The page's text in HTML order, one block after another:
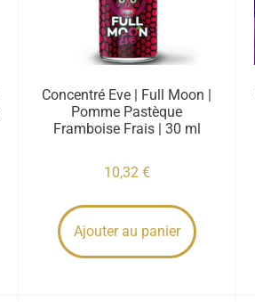
Concentré Eve | Full Moon |
Pomme Pastèque
Framboise Frais | 30 ml
10,32 €
Ajouter au panier